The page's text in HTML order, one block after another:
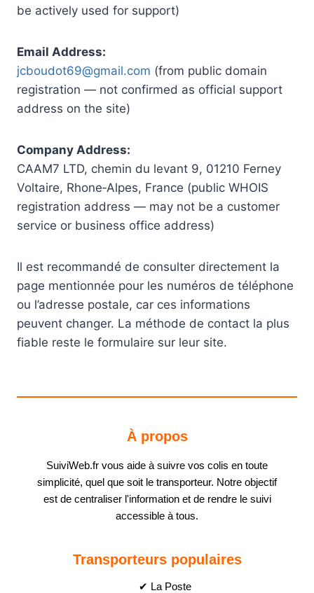
be actively used for support)
Email Address:
jcboudot69@gmail.com (from public domain
registration — not confirmed as official support
address on the site)
Company Address:
CAAM7 LTD, chemin du levant 9, 01210 Ferney
Voltaire, Rhone‑Alpes, France (public WHOIS
registration address — may not be a customer
service or business office address)
Il est recommandé de consulter directement la
page mentionnée pour les numéros de téléphone
ou l’adresse postale, car ces informations
peuvent changer. La méthode de contact la plus
fiable reste le formulaire sur leur site.
À propos
SuiviWeb.fr vous aide à suivre vos colis en toute
simplicité, quel que soit le transporteur. Notre objectif
est de centraliser l'information et de rendre le suivi
accessible à tous.
Transporteurs populaires
✔ La Poste